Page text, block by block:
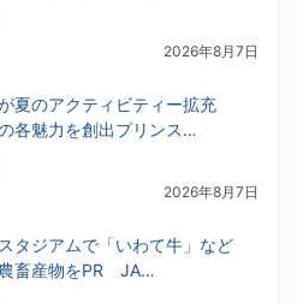
2026年8月7日
夏のアクティビティー拡充
各魅力を創出プリンス…
2026年8月7日
タジアムで「いわて牛」など
畜産物をPR JA…